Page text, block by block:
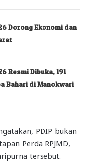
Dorong Ekonomi dan
Resmi Dibuka, 191
Bahari di Manokwari
PDIP bukan
Perda RPJMD,
tersebut.